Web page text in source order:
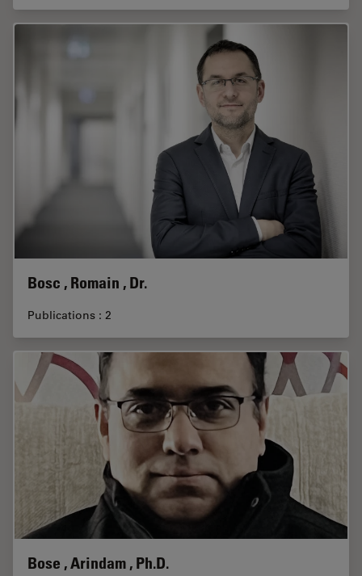
Bosc , Romain , Dr.
Publications : 2
Bose , Arindam , Ph.D.